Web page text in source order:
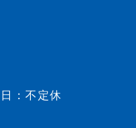
：不定休